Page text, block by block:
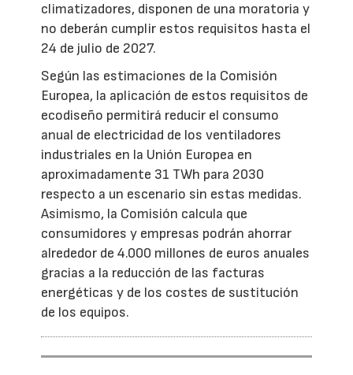
climatizadores, disponen de una moratoria y
no deberán cumplir estos requisitos hasta el
24 de julio de 2027.
Según las estimaciones de la Comisión
Europea, la aplicación de estos requisitos de
ecodiseño permitirá reducir el consumo
anual de electricidad de los ventiladores
industriales en la Unión Europea en
aproximadamente 31 TWh para 2030
respecto a un escenario sin estas medidas.
Asimismo, la Comisión calcula que
consumidores y empresas podrán ahorrar
alrededor de 4.000 millones de euros anuales
gracias a la reducción de las facturas
energéticas y de los costes de sustitución
de los equipos.